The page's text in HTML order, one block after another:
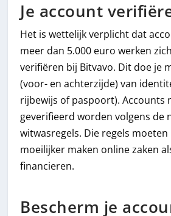
Je account
Het is wettelijk verplicht dat
meer dan 5.000 euro werken
verifiëren bij Bitvavo. Dit doe je
(voor- en achterzijde) van
rijbewijs of paspoort). Accounts
geverifieerd worden volgens de
witwasregels. Die regels
moeilijker maken online zaken
financieren.
Bescherm je